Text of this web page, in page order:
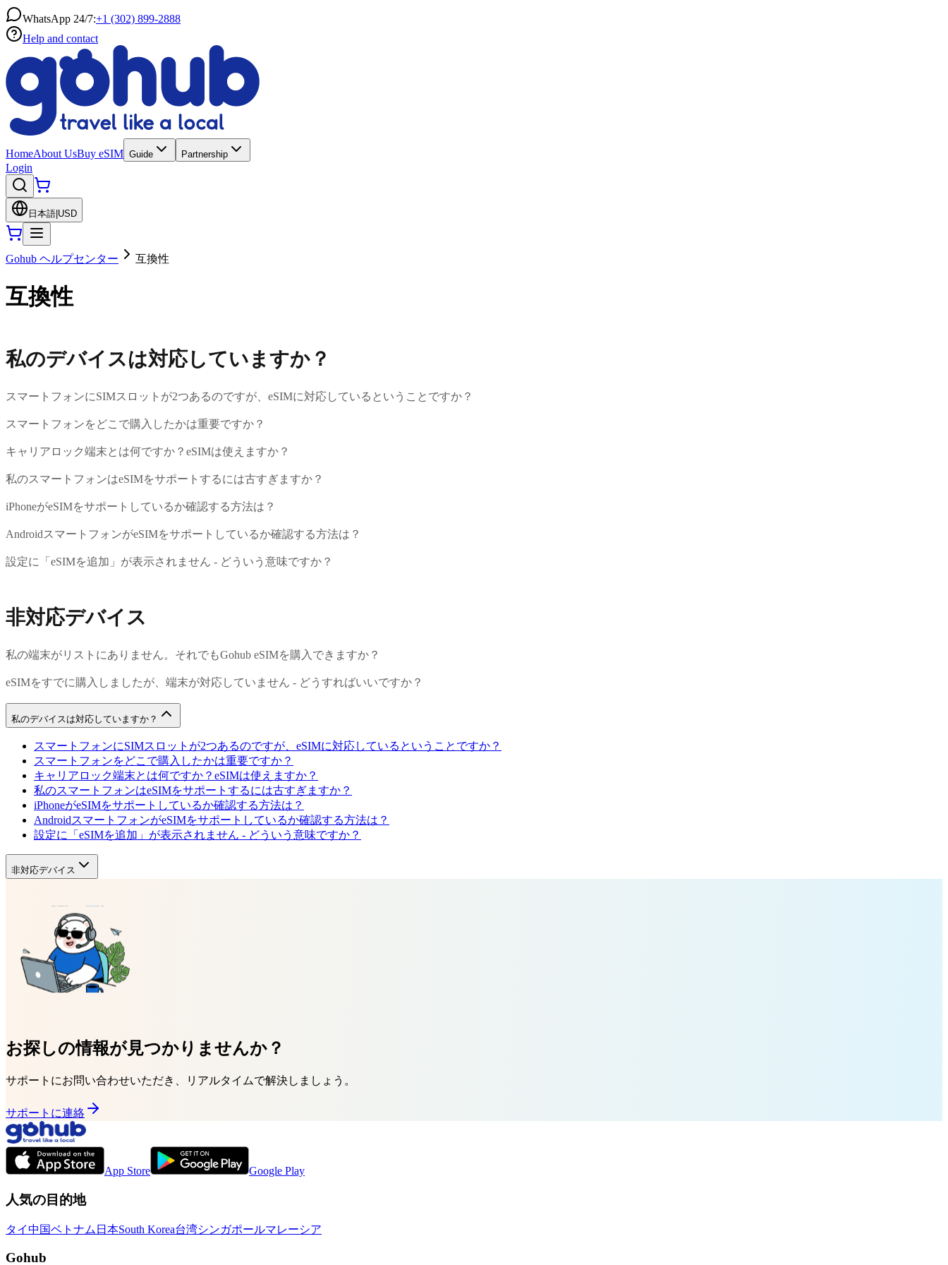
WhatsApp 24/7:+1 (302) 899-2888
Help and contact
HomeAbout UsBuy eSIM Guide Partnership
Login
日本語 USD
Gohub ヘルプセンター 互換性
互換性
私のデバイスは対応していますか？
スマートフォンにSIMスロットが2つあるのですが、eSIMに対応しているということですか？
スマートフォンをどこで購入したかは重要ですか？
キャリアロック端末とは何ですか？eSIMは使えますか？
私のスマートフォンはeSIMをサポートするには古すぎますか？
iPhoneがeSIMをサポートしているか確認する方法は？
AndroidスマートフォンがeSIMをサポートしているか確認する方法は？
設定に「eSIMを追加」が表示されません - どういう意味ですか？
非対応デバイス
私の端末がリストにありません。それでもGohub eSIMを購入できますか？
eSIMをすでに購入しましたが、端末が対応していません - どうすればいいですか？
私のデバイスは対応していますか？
スマートフォンにSIMスロットが2つあるのですが、eSIMに対応しているということですか？
スマートフォンをどこで購入したかは重要ですか？
キャリアロック端末とは何ですか？eSIMは使えますか？
私のスマートフォンはeSIMをサポートするには古すぎますか？
iPhoneがeSIMをサポートしているか確認する方法は？
AndroidスマートフォンがeSIMをサポートしているか確認する方法は？
設定に「eSIMを追加」が表示されません - どういう意味ですか？
非対応デバイス
お探しの情報が見つかりませんか？
サポートにお問い合わせいただき、リアルタイムで解決しましょう。
サポートに連絡
App Store Google Play
人気の目的地
タイ中国ベトナム 日本South Korea台湾シンガポールマレーシア
Gohub